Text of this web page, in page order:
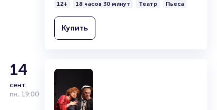
Подробнее о том, как вернуть, сдать или продать билет
читайте в разделах:
Продать билет
12+ 18 часов 30 минут Театр Пьеса
Купить
14
сент.
пн, 19:00